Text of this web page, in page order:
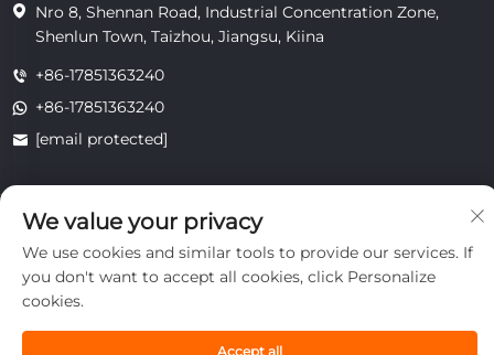
Nro 8, Shennan Road, Industrial Concentration Zone,
Shenlun Town, Taizhou, Jiangsu, Kiina
+86-17851363240
+86-17851363240
[email protected]
Copyright © 2025 Jiangsu Tongzhou Heat Resistant Technology
yksityisyys
We value your privacy
We use cookies and similar tools to provide our services. If
you don't want to accept all cookies, click Personalize
cookies.
Accept all